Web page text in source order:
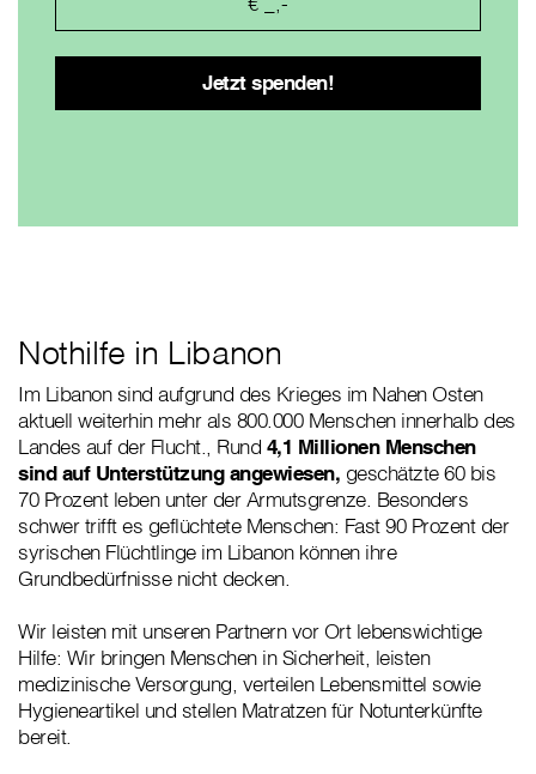
Nothilfe in Libanon
Im Libanon sind aufgrund des Krieges im Nahen Osten
aktuell weiterhin mehr als 800.000 Menschen innerhalb des
Landes auf der Flucht., Rund 4,1 Millionen Menschen
sind auf Unterstützung angewiesen, geschätzte 60 bis
70 Prozent leben unter der Armutsgrenze. Besonders
schwer trifft es geflüchtete Menschen: Fast 90 Prozent der
syrischen Flüchtlinge im Libanon können ihre
Grundbedürfnisse nicht decken.
Wir leisten mit unseren Partnern vor Ort lebenswichtige
Hilfe: Wir bringen Menschen in Sicherheit, leisten
medizinische Versorgung, verteilen Lebensmittel sowie
Hygieneartikel und stellen Matratzen für Notunterkünfte
bereit.